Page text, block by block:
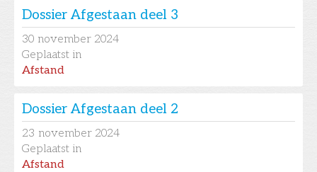
Dossier Afgestaan deel 3
30 november 2024
Geplaatst in
Afstand
Dossier Afgestaan deel 2
23 november 2024
Geplaatst in
Afstand